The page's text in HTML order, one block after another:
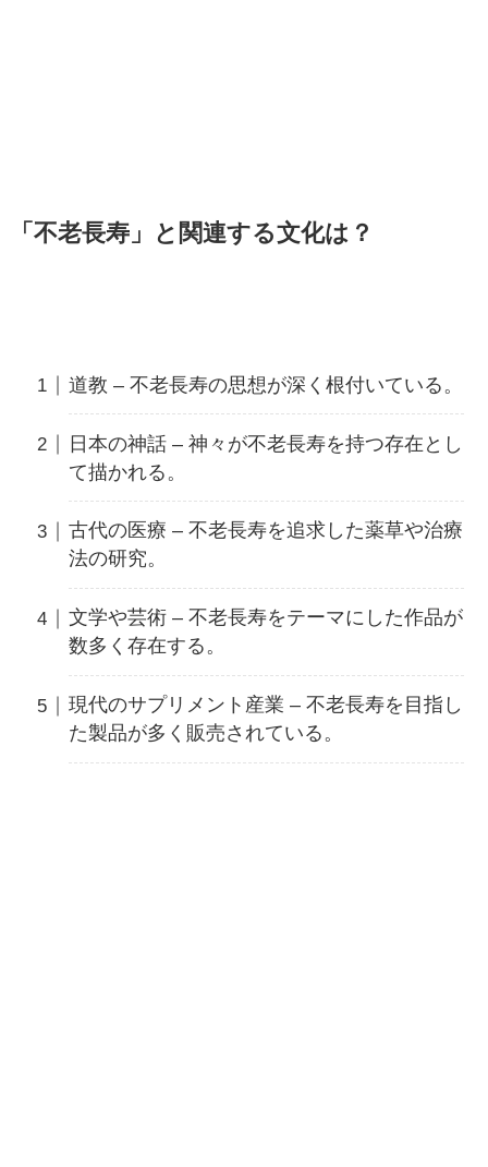
「不老長寿」と関連する文化は？
道教 – 不老長寿の思想が深く根付いている。
日本の神話 – 神々が不老長寿を持つ存在とし
て描かれる。
古代の医療 – 不老長寿を追求した薬草や治療
法の研究。
文学や芸術 – 不老長寿をテーマにした作品が
数多く存在する。
現代のサプリメント産業 – 不老長寿を目指し
た製品が多く販売されている。